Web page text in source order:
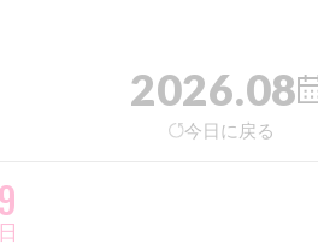
2026.08
今日に戻る
9
日